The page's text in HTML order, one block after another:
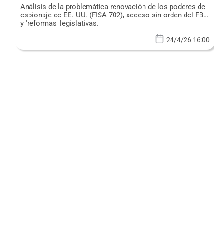
Análisis de la problemática renovación de los poderes de
espionaje de EE. UU. (FISA 702), acceso sin orden del FBI
y 'reformas' legislativas.
24/4/26 16:00